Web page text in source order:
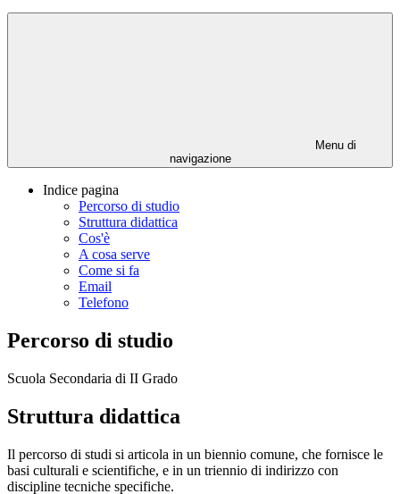
Menu di
navigazione
Indice pagina
Percorso di studio
Struttura didattica
Cos'è
A cosa serve
Come si fa
Email
Telefono
Percorso di studio
Scuola Secondaria di II Grado
Struttura didattica
Il percorso di studi si articola in un biennio comune, che fornisce le
basi culturali e scientifiche, e in un triennio di indirizzo con
discipline tecniche specifiche.